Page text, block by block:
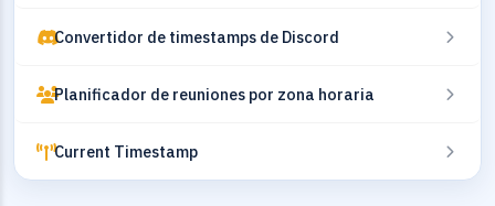
Convertidor de timestamps de Discord
Planificador de reuniones por zona horaria
Current Timestamp